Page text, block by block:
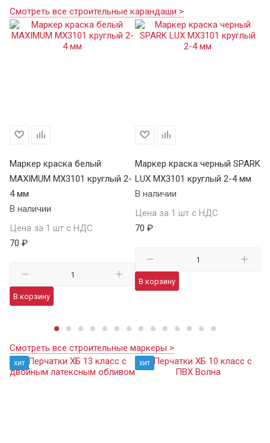
Смотреть все строительные карандаши >
Маркер краска белый
MAXIMUM MX3101 круглый 2-
4 мм
В наличии
Цена за 1 шт с НДС
70 ₽
В корзину
Маркер краска черный SPARK
LUX MX3101 круглый 2-4 мм
В наличии
Цена за 1 шт с НДС
70 ₽
В корзину
Смотреть все строительные маркеры >
хит хит